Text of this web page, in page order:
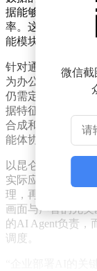
据能够被模型有
率。这种技术路
能模块形成完整
针对通用型AI
为办公软件是唯
仍需定制化解决
据特征，就像短
合成和口型匹配
能体协同完成。”
以昆仑万维的海
实际应用场景：
理，再到语音克
画面与声音的完
的AI Agent负责，
调度。
微信截